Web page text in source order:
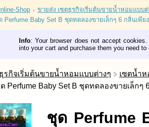
Shop ขายส่ง เซตธุรกิจเริ่มต้นขายน้ำหอมแบบต่
Perfume Baby Set B ชุดทดลองขายเล็กๆ 6 กลิ่นเพีย
Info: Your browser does not accept
into your cart and purchase them you need to
รกิจเริ่มต้นขายน้ำหอมแบบต่างๆ
เซตน้ำ
Perfume Baby Set B ชุดทดลองขายเล็กๆ
ชุด Perfume